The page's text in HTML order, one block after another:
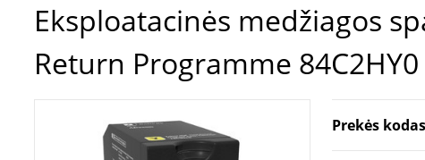
Eksploatacinės medžiagos spausdintuvams | Lexmark
Return Programme
Prekės